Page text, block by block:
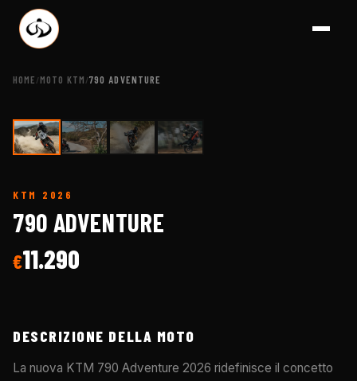
HOME /MOTO KTM /790 ADVENTURE
KTM 2026
790 ADVENTURE
€11.290
DESCRIZIONE DELLA MOTO
La nuova KTM 790 Adventure 2026 ridefinisce il concetto